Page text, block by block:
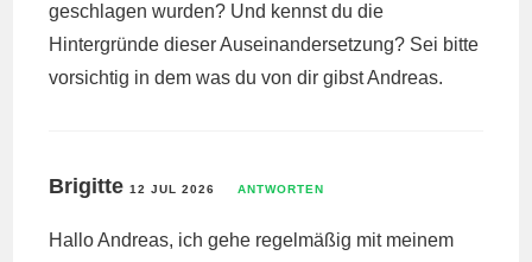
geschlagen wurden? Und kennst du die
Hintergründe dieser Auseinandersetzung? Sei bitte
vorsichtig in dem was du von dir gibst Andreas.
Brigitte12 JUL 2026 ANTWORTEN
Hallo Andreas, ich gehe regelmäßig mit meinem